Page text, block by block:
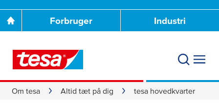
Forbruger Industri
Om tesa Altid tæt på dig tesa hovedkvarter